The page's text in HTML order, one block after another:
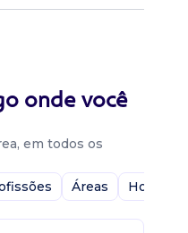
onde você
em todos os
Áreas Home-